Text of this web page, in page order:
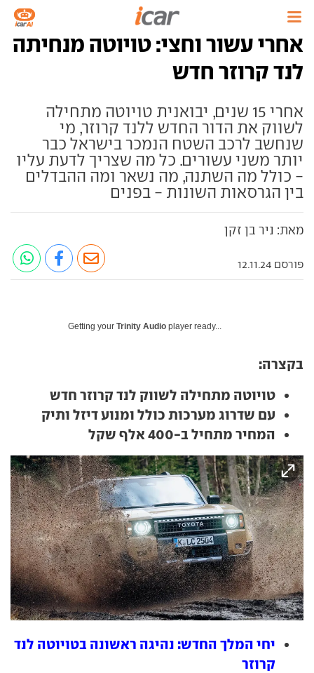
אחרי עשור וחצי: טויוטה מנחיתה
לנד קרוזר חדש
אחרי 15 שנים, יבואנית טויוטה מתחילה
לשווק את הדור החדש ללנד קרוזר, מי
שנחשב לרכב השטח הנמכר בישראל כבר
יותר משני עשורים. כל מה שצריך לדעת עליו
- כולל מה השתנה, מה נשאר ומה ההבדלים
בין הגרסאות השונות - בפנים
מאת: ניר בן זקן
פורסם 12.11.24
Getting your Trinity Audio player ready...
בקצרה:
טויוטה מתחילה לשווק לנד קרוזר חדש
עם שדרוג מערכות כולל ומנוע דיזל ותיק
המחיר מתחיל ב-400 אלף שקל
יחי המלך החדש: נהיגה ראשונה בטויוטה לנד
קרוזר